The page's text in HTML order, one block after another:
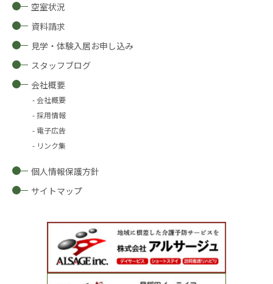
空室状況
資料請求
見学・体験入居お申し込み
スタッフブログ
会社概要
会社概要
採用情報
電子広告
リンク集
個人情報保護方針
サイトマップ